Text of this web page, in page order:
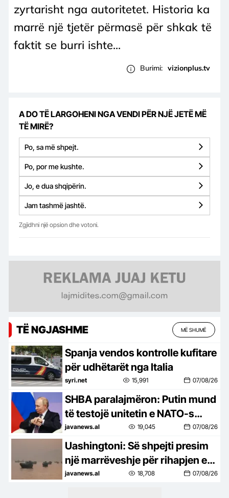
zyrtarisht nga autoritetet. Historia ka
marrë një tjetër përmasë për shkak të
faktit se burri ishte...
Burimi: vizionplus.tv
A DO TË LARGOHENI NGA VENDI PËR NJË JETË MË
TË MIRË?
Po, sa më shpejt.
Po, por me kushte.
Jo, e dua shqipërin.
Jam tashmë jashtë.
Zgjidhni një opsion dhe votoni.
TË NGJASHME MË SHUMË
Spanja vendos kontrolle kufitare
për udhëtarët nga Italia
syri.net 15,991 07/08/26
SHBA paralajmëron: Putin mund
të testojë unitetin e NATO-s
duke sulmuar një vend anëtar
javanews.al 19,045 07/08/26
Uashingtoni: Së shpejti presim
një marrëveshje për rihapjen e
Ngushticës së Hormuzit
javanews.al 18,708 07/08/26